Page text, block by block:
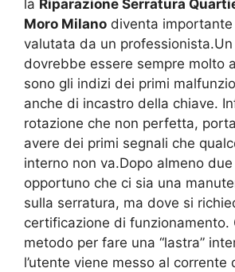
la Riparazione Serratura
Moro Milano diventa
valutata da un
dovrebbe essere sempre molto
sono gli indizi dei primi
anche di incastro della chiave.
rotazione che non perfetta,
avere dei primi segnali che
interno non va.Dopo almeno
opportuno che ci sia una
sulla serratura, ma dove si
certificazione di funzionamento.
metodo per fare una “lastra”
l’utente viene messo al corrente